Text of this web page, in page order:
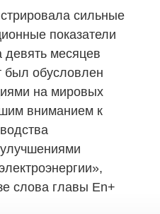
сильные
показатели
девять месяцев
был обусловлен
на мировых
вниманием к
слова главы En+